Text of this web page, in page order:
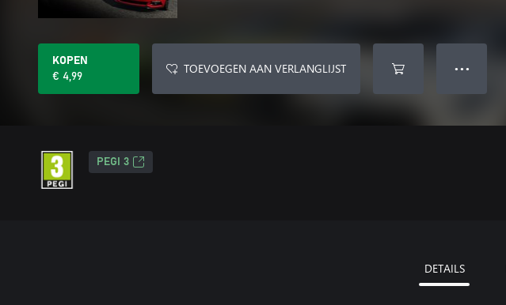
KOPEN
€ 4,99
TOEVOEGEN AAN VERLANGLIJST ● ● ●
PEGI 3
DETAILS